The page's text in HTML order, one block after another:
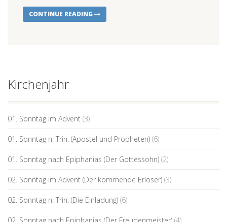
CONTINUE READING
Kirchenjahr
01. Sonntag im Advent (3)
01. Sonntag n. Trin. (Apostel und Propheten) (6)
01. Sonntag nach Epiphanias (Der Gottessohn) (2)
02. Sonntag im Advent (Der kommende Erlöser) (3)
02. Sonntag n. Trin. (Die Einladung) (6)